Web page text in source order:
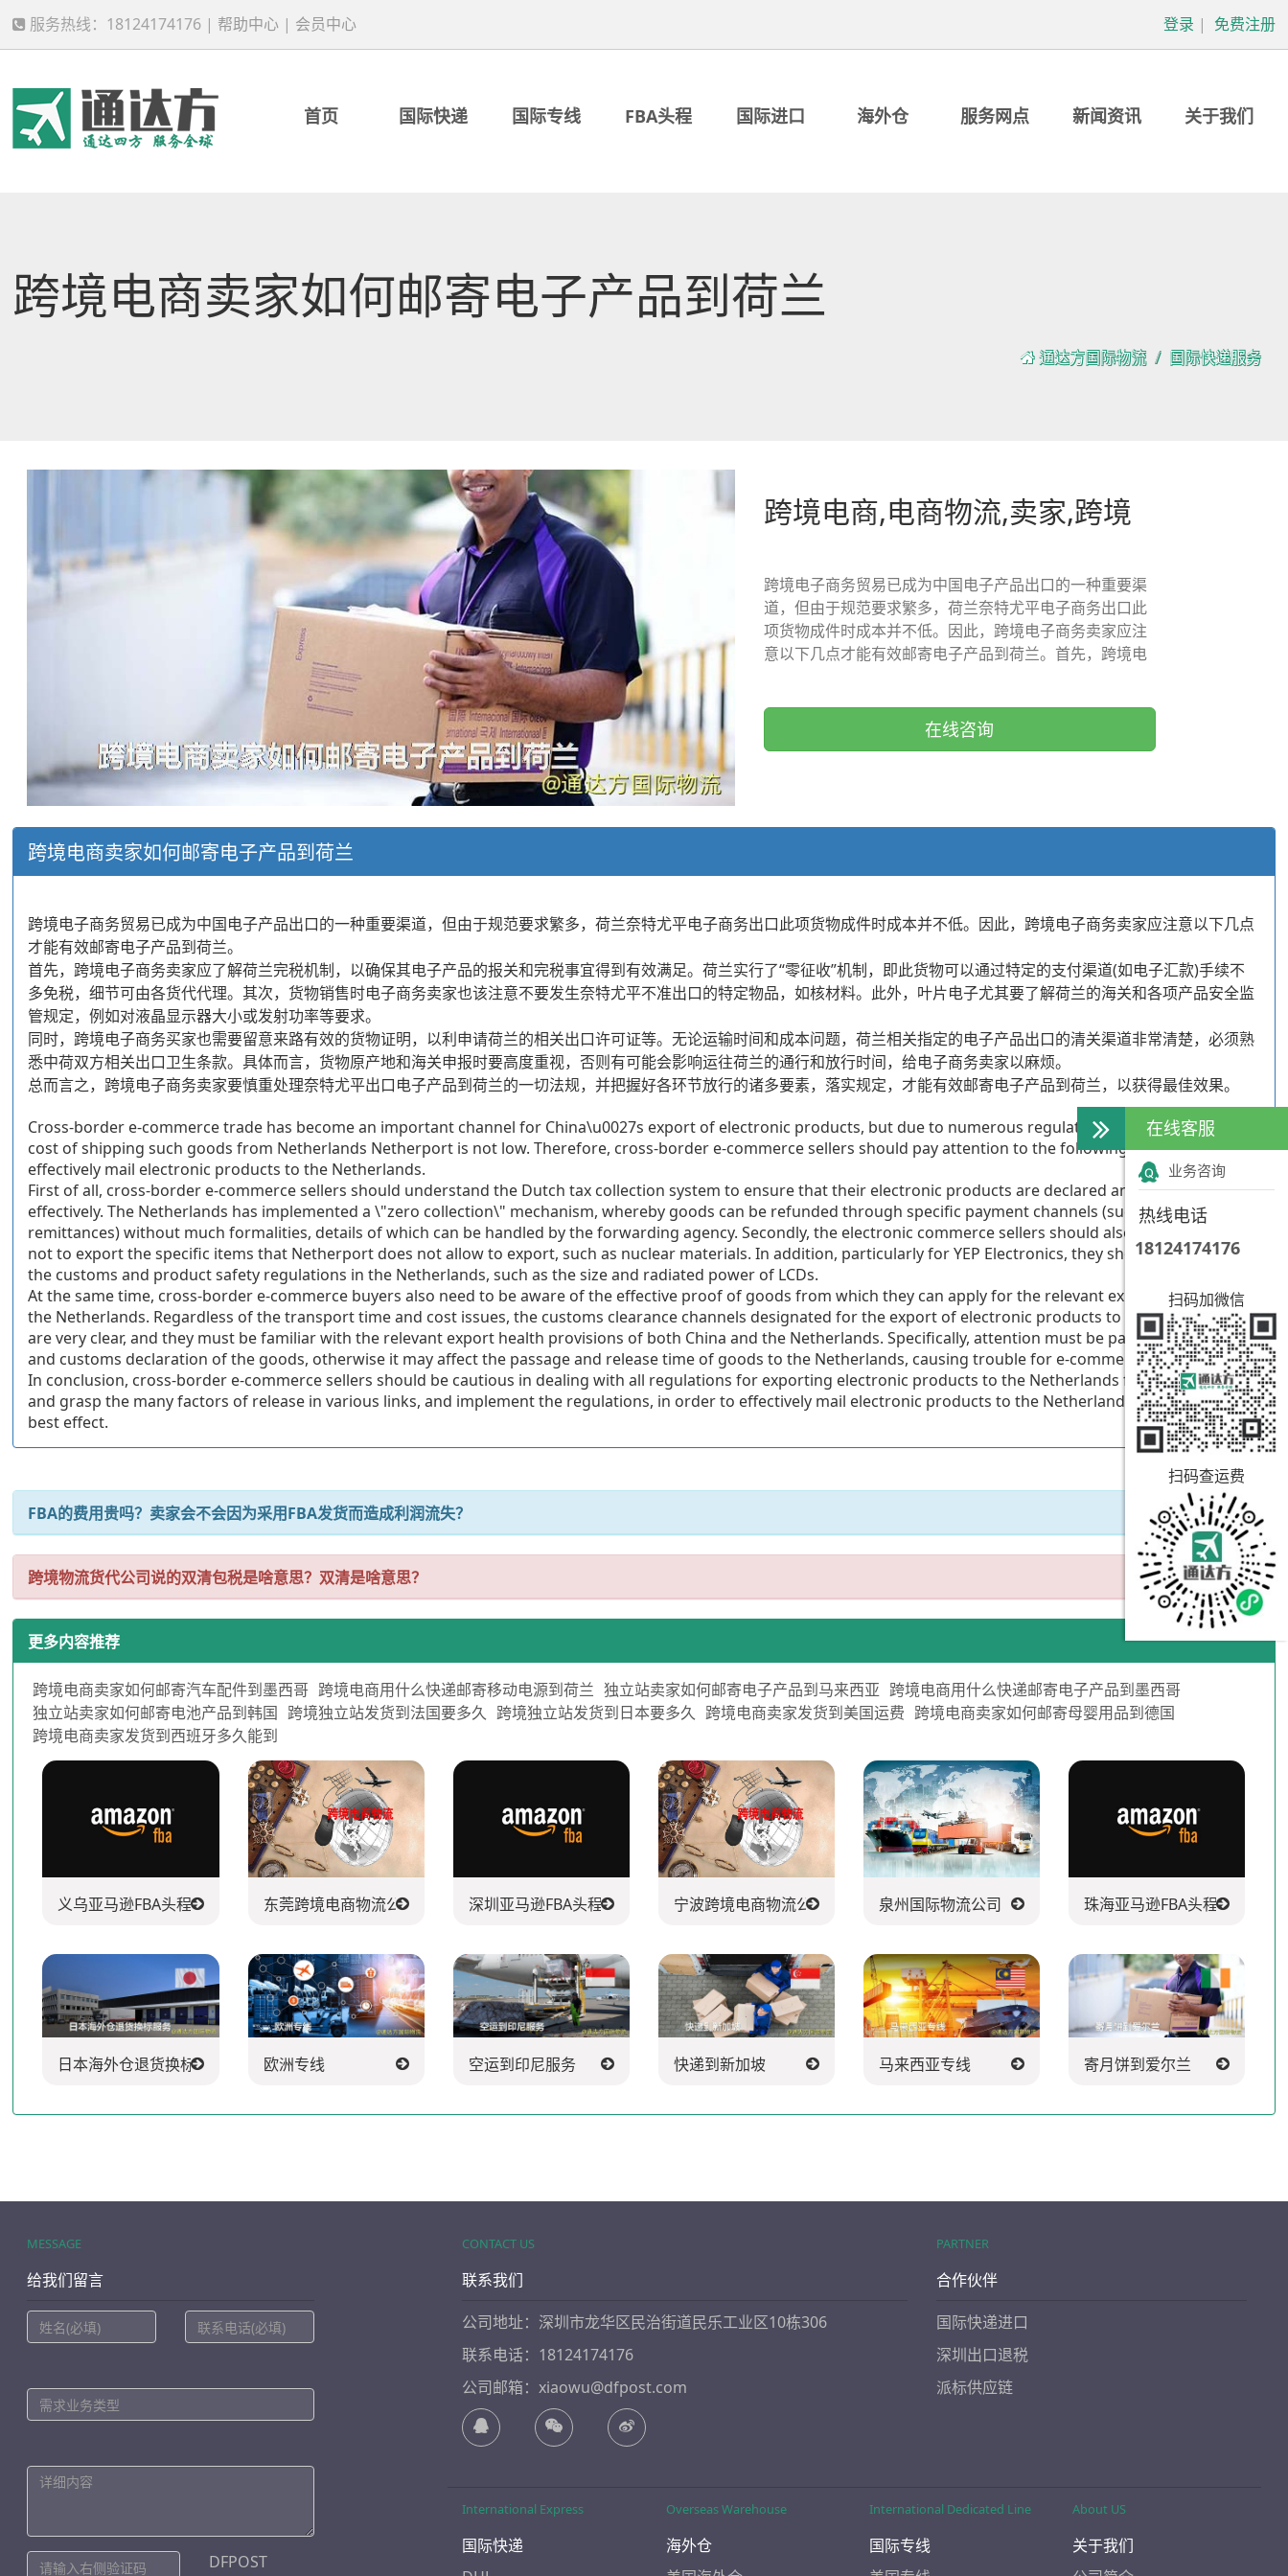
服务热线：18124174176 | 帮助中心 | 会员中心 登录 | 免费注册
首页 国际快递 国际专线 FBA头程 国际进口 海外仓 服务网点 新闻资讯 关于我们
跨境电商卖家如何邮寄电子产品到荷兰
通达方国际物流 国际快递服务
跨境电商,电商物流,卖家,跨境
跨境电子商务贸易已成为中国电子产品出口的一种重要渠
道，但由于规范要求繁多，荷兰奈特尤平电子商务出口此
项货物成件时成本并不低。因此，跨境电子商务卖家应注
意以下几点才能有效邮寄电子产品到荷兰。首先，跨境电
在线咨询
跨境电商卖家如何邮寄电子产品到荷兰
跨境电子商务贸易已成为中国电子产品出口的一种重要渠道，但由于规范要求繁多，荷兰奈特尤平电子商务出口此项货物成件时成本并不低。因此，跨境电子商务卖家应注意以下几点
才能有效邮寄电子产品到荷兰。
首先，跨境电子商务卖家应了解荷兰完税机制，以确保其电子产品的报关和完税事宜得到有效满足。荷兰实行了“零征收”机制，即此货物可以通过特定的支付渠道(如电子汇款)手续不
多免税，细节可由各货代代理。其次，货物销售时电子商务卖家也该注意不要发生奈特尤平不准出口的特定物品，如核材料。此外，叶片电子尤其要了解荷兰的海关和各项产品安全监
管规定，例如对液晶显示器大小或发射功率等要求。
同时，跨境电子商务买家也需要留意来路有效的货物证明，以利申请荷兰的相关出口许可证等。无论运输时间和成本问题，荷兰相关指定的电子产品出口的清关渠道非常清楚，必须熟
悉中荷双方相关出口卫生条款。具体而言，货物原产地和海关申报时要高度重视，否则有可能会影响运往荷兰的通行和放行时间，给电子商务卖家以麻烦。
总而言之，跨境电子商务卖家要慎重处理奈特尤平出口电子产品到荷兰的一切法规，并把握好各环节放行的诸多要素，落实规定，才能有效邮寄电子产品到荷兰，以获得最佳效果。
Cross-border e-commerce trade has become an important channel for China\u0027s export of electronic products, but due to numerous regulatory requirements, the
cost of shipping such goods from Netherlands Netherport is not low. Therefore, cross-border e-commerce sellers should pay attention to the following points in order to
effectively mail electronic products to the Netherlands.
First of all, cross-border e-commerce sellers should understand the Dutch tax collection system to ensure that their electronic products are declared and taxed
effectively. The Netherlands has implemented a \"zero collection\" mechanism, whereby goods can be refunded through specific payment channels (such as electronic
remittances) without much formalities, details of which can be handled by the forwarding agency. Secondly, the electronic commerce sellers should also pay attention
not to export the specific items that Netherport does not allow to export, such as nuclear materials. In addition, particularly for YEP Electronics, they should understand
the customs and product safety regulations in the Netherlands, such as the size and radiated power of LCDs.
At the same time, cross-border e-commerce buyers also need to be aware of the effective proof of goods from which they can apply for the relevant export permits to
the Netherlands. Regardless of the transport time and cost issues, the customs clearance channels designated for the export of electronic products to the Netherlands
are very clear, and they must be familiar with the relevant export health provisions of both China and the Netherlands. Specifically, attention must be paid to the origin
and customs declaration of the goods, otherwise it may affect the passage and release time of goods to the Netherlands, causing trouble for e-commerce sellers.
In conclusion, cross-border e-commerce sellers should be cautious in dealing with all regulations for exporting electronic products to the Netherlands from Netherport,
and grasp the many factors of release in various links, and implement the regulations, in order to effectively mail electronic products to the Netherlands, to achieve the
best effect.
FBA的费用贵吗？卖家会不会因为采用FBA发货而造成利润流失？
跨境物流货代公司说的双清包税是啥意思？双清是啥意思？
更多内容推荐
跨境电商卖家如何邮寄汽车配件到墨西哥 跨境电商用什么快递邮寄移动电源到荷兰 独立站卖家如何邮寄电子产品到马来西亚 跨境电商用什么快递邮寄电子产品到墨西哥
独立站卖家如何邮寄电池产品到韩国 跨境独立站发货到法国要多久 跨境独立站发货到日本要多久 跨境电商卖家发货到美国运费 跨境电商卖家如何邮寄母婴用品到德国
跨境电商卖家发货到西班牙多久能到
义乌亚马逊FBA头程派送公司 东莞跨境电商物流公司 深圳亚马逊FBA头程派送公司 宁波跨境电商物流公司 泉州国际物流公司 珠海亚马逊FBA头程派送公司
日本海外仓退货换标服务 欧洲专线 空运到印尼服务 快递到新加坡 马来西亚专线 寄月饼到爱尔兰
MESSAGE
给我们留言
DFPOST
CONTACT US
联系我们
公司地址：深圳市龙华区民治街道民乐工业区10栋306
联系电话：18124174176
公司邮箱：xiaowu@dfpost.com
PARTNER
合作伙伴
国际快递进口
深圳出口退税
派标供应链
International Express
国际快递
Overseas Warehouse
海外仓
International Dedicated Line
国际专线
About US
关于我们
在线客服
业务咨询
热线电话
18124174176
扫码加微信
扫码查运费